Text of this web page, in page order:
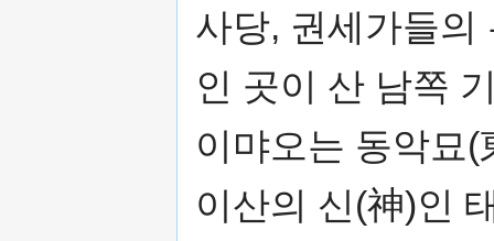
사당, 권세가들의
인 곳이 산 남쪽
이먀오는 동악묘
이산의 신(神)인